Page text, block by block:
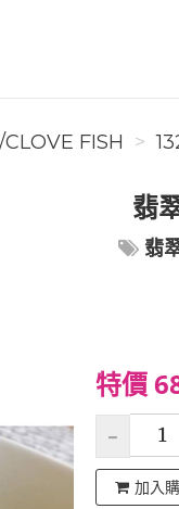
FISH
翡
翡
特價
加入